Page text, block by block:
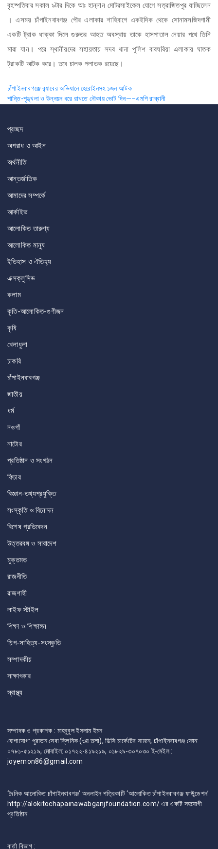
বৃহষ্পতিবার সকাল ৯টার দিকে আঃ হান্নান মোটরসাইকেল যোগে সত্রাজিতপুর যাচ্ছিলেন
। এসময় চাঁপাইনবাবগঞ্জ পৌর এলাকার শাহিবাগে একইদিক থেকে সোনামসজিদগামী
একটি ট্রাক ধাক্কা দিলে গুরুতর আহত অবস্থায় তাকে হাসপাতাল নেয়ার পথে তিনি
মারা যান। পরে স্থানীয়দের সহায়তায় সদর থানা পুলিশ বারঘরিয়া এলাকায় ঘাতক
ট্রাকটি আটক করে। তবে চালক পলাতক রয়েছে।
Post
navigation
চাঁপাইনবাবগঞ্জে র‌্যাবের অভিযানে হেরোইনসহ ১জন আটক
শান্তি-শৃঙ্খলা ও উন্নয়ন ধরে রাখতে নৌকায় ভোট দিন—–এমপি রাব্বানী
প্রচ্ছদ
অপরাধ ও আইন
অর্থনীতি
আন্তর্জাতিক
আমাদের সম্পর্কে
আর্কাইভ
আলোকিত তারুণ্য
আলোকিত মানুষ
ইতিহাস ও ঐতিহ্য
এক্সক্লুসিভ
কলাম
কৃতি-আলোকিত-গুণীজন
কৃষি
খেলাধুলা
চাকরি
চাঁপাইনবাবগঞ্জ
জাতীয়
ধর্ম
নওগাঁ
নাটোর
প্রতিষ্ঠান ও সংগঠন
ফিচার
বিজ্ঞান-তথ্যপ্রযুক্তি
সংস্কৃতি ও বিনোদন
বিশেষ প্রতিবেদন
উত্তরবঙ্গ ও সারাদেশ
মুক্তমত
রাজনীতি
রাজশাহী
লাইফ স্টাইল
শিক্ষা ও শিক্ষাঙ্গন
শিল্প-সাহিত্য-সংস্কৃতি
সম্পাদকীয়
সাক্ষাৎকার
স্বাস্থ্য
সম্পাদক ও প্রকাশক : মাহবুবুল ইসলাম ইমন
যোগাযোগ: পুরাতন সেবা ক্লিনিক (৩য় তলা), ডিসি মার্কেটের সামনে, চাঁপাইনবাবগঞ্জ ফোন:
০৭৮১-৫১২১৯, মোবাইল: ০১৭২২-৪১৯২১৯, ০১৮২৯-৩০৭০৩০ ই-মেইল :
joyemon86@gmail.com
‘দৈনিক আলোকিত চাঁপাইনবাবগঞ্জ’ অনলাইন পত্রিকাটি ‘আলোকিত চাঁপাইনবাবগঞ্জ ফাউন্ডেশন’
http://alokitochapainawabganjfoundation.com/ এর একটি সহযোগী
প্রতিষ্ঠান
বার্তা বিভাগ :